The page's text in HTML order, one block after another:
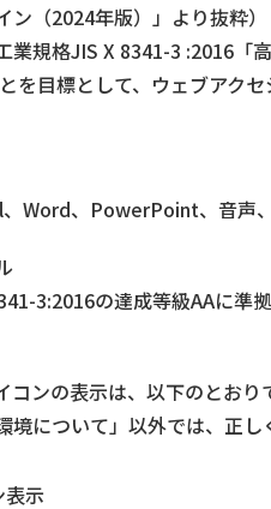
（2024年版）」より抜粋）
業規格JIS X 8341-3 :2016「
を目標として、ウェブアク
Word、PowerPoint、音声
3:2016の達成等級AAに準拠
ンの表示は、以下のとおり
境について」以外では、正し
表示